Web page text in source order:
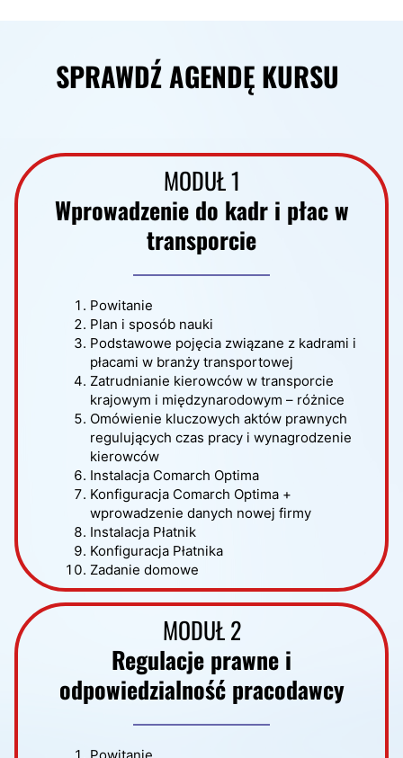
SPRAWDŹ AGENDĘ KURSU
MODUŁ 1
Wprowadzenie do kadr i płac w
transporcie
Powitanie
Plan i sposób nauki
Podstawowe pojęcia związane z kadrami i
płacami w branży transportowej
Zatrudnianie kierowców w transporcie
krajowym i międzynarodowym – różnice
Omówienie kluczowych aktów prawnych
regulujących czas pracy i wynagrodzenie
kierowców
Instalacja Comarch Optima
Konfiguracja Comarch Optima +
wprowadzenie danych nowej firmy
Instalacja Płatnik
Konfiguracja Płatnika
Zadanie domowe
MODUŁ 2
Regulacje prawne i
odpowiedzialność pracodawcy